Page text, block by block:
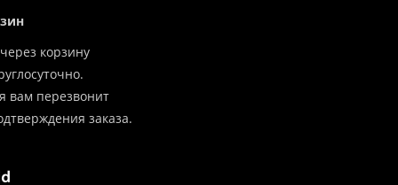
корзину
вам перезвонит
заказа.